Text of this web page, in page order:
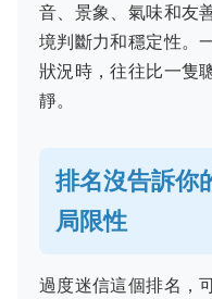
音、景象、氣味和友
境判斷力和穩定性。
狀況時，往往比一隻
靜。
排名沒告訴你
局限性
過度迷信這個排名，